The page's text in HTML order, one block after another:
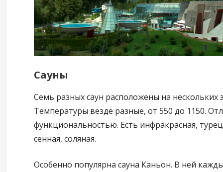
Сауны
Семь разных саун расположены на нескольких
Температуры везде разные, от 550 до 1150.
функциональностью. Есть инфракрасная,
сенная, соляная.
Особенно популярна сауна Каньон. В ней